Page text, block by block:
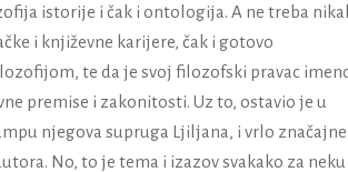
istorije i čak i ontologija. A ne treba
i književne karijere, čak i gotovo
te da je svoj filozofski pravac
premise i zakonitosti. Uz to, ostavio je u
njegova supruga Ljiljana, i vrlo značajne
No, to je tema i izazov svakako za neku